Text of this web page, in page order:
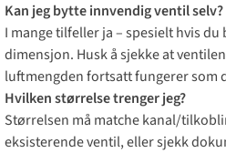
Kan jeg bytte innvendig ventil selv?
I mange tilfeller ja – spesielt hvis
dimensjon. Husk å sjekke at
luftmengden fortsatt fungerer som
Hvilken størrelse trenger jeg?
Størrelsen må matche kanal/
eksisterende ventil, eller sjekk